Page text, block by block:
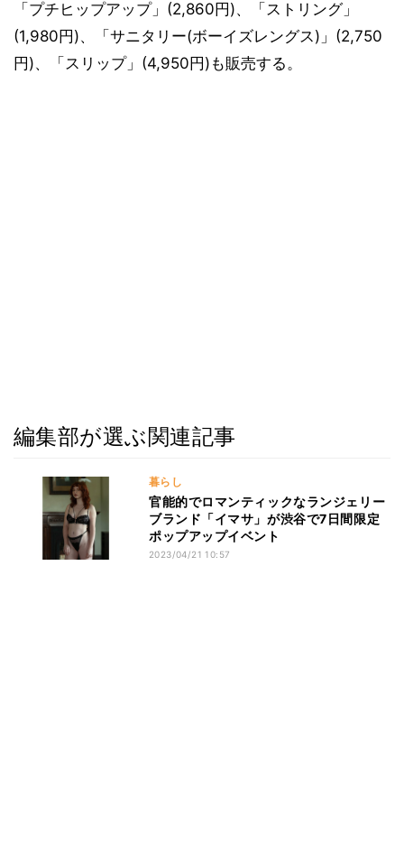
「プチヒップアップ」(2,860円)、「ストリング」
(1,980円)、「サニタリー(ボーイズレングス)」(2,750
円)、「スリップ」(4,950円)も販売する。
編集部が選ぶ関連記事
暮らし
官能的でロマンティックなランジェリー
ブランド「イマサ」が渋谷で7日間限定
ポップアップイベント
2023/04/21 10:57